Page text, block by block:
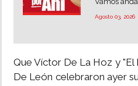
Agosto 03, 2026
Que Víctor De La Hoz y "El
De León celebraron ayer